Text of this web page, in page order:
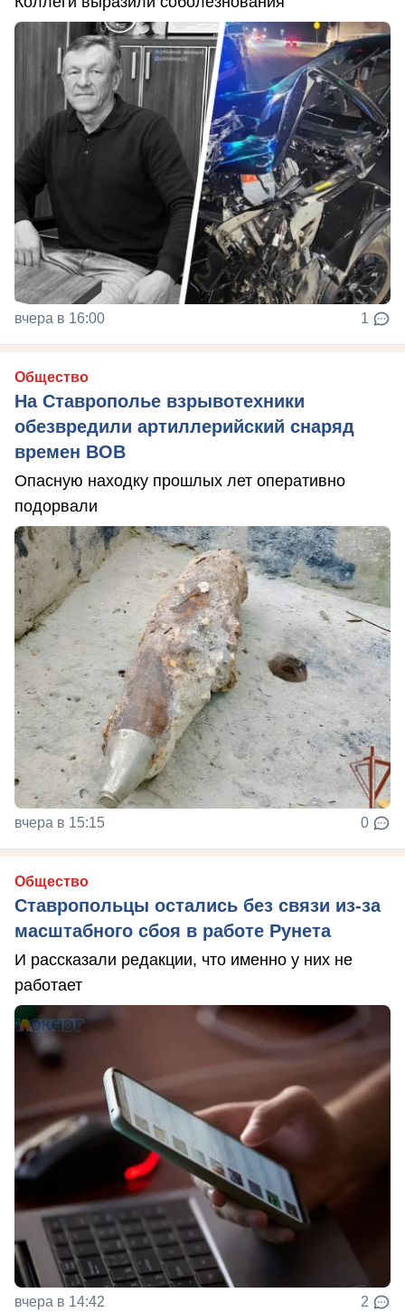
вчера в 16:00 1
Общество
На Ставрополье взрывотехники
обезвредили артиллерийский снаряд
времен ВОВ
Опасную находку прошлых лет оперативно
подорвали
вчера в 15:15 0
Общество
Ставропольцы остались без связи из-за
масштабного сбоя в работе Рунета
И рассказали редакции, что именно у них не
работает
вчера в 14:42 2